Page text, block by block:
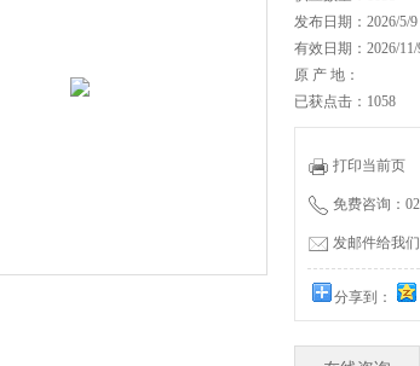
发布日期：2026/5/9
有效日期：2026/11/
原 产 地：
已获点击：1058
打印当前页
免费咨询：
发邮件给我们
分享到：